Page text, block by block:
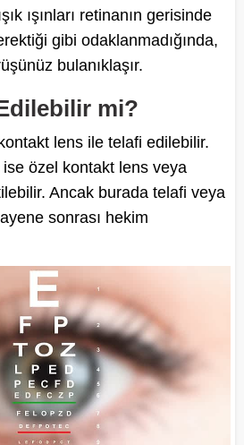
ışınları retinanın gerisinde
gibi odaklanmadığında,
bulanıklaşır.
mi?
lens ile telafi edilebilir.
özel kontakt lens veya
Ancak burada telafi veya
sonrası hekim